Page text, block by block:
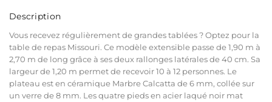
Description
Vous recevez régulièrement de grandes tablées ? Optez pour la
table de repas Missouri. Ce modèle extensible passe de 1,90 m à
2,70 m de long grâce à ses deux rallonges latérales de 40 cm. Sa
largeur de 1,20 m permet de recevoir 10 à 12 personnes. Le
plateau est en céramique Marbre Calcatta de 6 mm, collée sur
un verre de 8 mm. Les quatre pieds en acier laqué noir mat